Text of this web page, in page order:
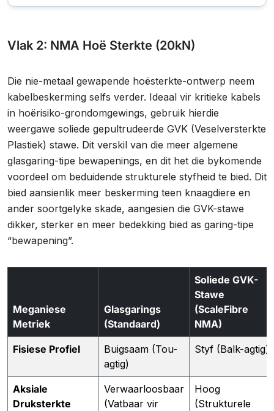
Vlak 2: NMA Hoë Sterkte (20kN)
Die nie-metaal gewapende hoësterkte-ontwerp neem
kabelbeskerming selfs verder. Ideaal vir kritieke kabels
in hoërisiko-grondomgewings, gebruik hierdie
weergawe soliede gepultrudeerde GVK (Veselversterkte
Plastiek) stawe. Dit verskil van die meer algemene
glasgaring-tipe bewapenings, en dit het die bykomende
voordeel om beduidende strukturele styfheid te bied. Dit
bied aansienlik meer beskerming teen knaagdiere en
ander soortgelyke skade, aangesien die GVK-stawe
dikker, sterker en meer bedekking bied as garing-tipe
“bewapening”.
Meganiese
Metriek
Glasgarings
(Standaard)
Soliede GVK-
Stawe
(ScaleFibre
NMA)
Fisiese Profiel
Buigsaam (Tou-
agtig)
Styf (Balk-agtig)
Aksiale
Druksterkte
Verwaarloosbaar
(Vatbaar vir
Hoog
(Strukturele